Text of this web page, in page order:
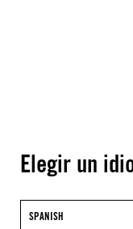
Elegir un
SPANISH